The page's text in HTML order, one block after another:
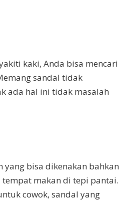
kaki, Anda bisa mencari
sandal tidak
ada hal ini tidak masalah
bisa dikenakan bahkan
makan di tepi pantai.
cowok, sandal yang